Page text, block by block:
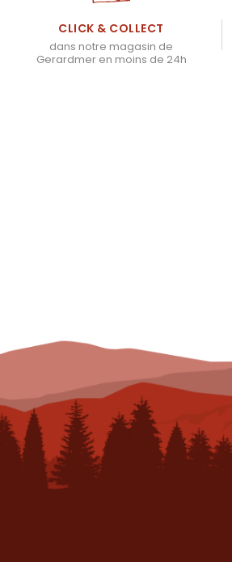
CLICK & COLLECT
dans notre magasin de
Gerardmer en moins de 24h